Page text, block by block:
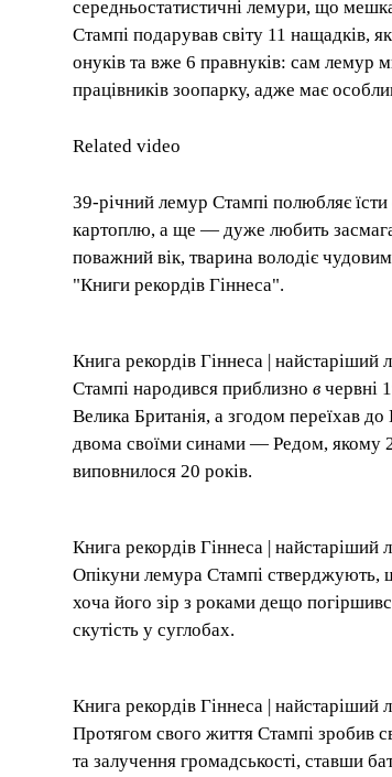
середньостатистичні лемури, що
Стампі подарував світу 11 нащадків,
онуків та вже 6 правнуків: сам лемур
працівників зоопарку, адже має
Related video
39-річний лемур Стампі полюбляє їсти
картоплю, а ще — дуже любить
поважний вік, тварина володіє
"Книги рекордів Гіннеса".
Книга рекордів Гіннеса | найстаріший
Стампі народився приблизно в червні
Велика Британія, а згодом переїхав
двома своїми синами — Редом, якому
виповнилося 20 років.
Книга рекордів Гіннеса | найстаріший
Опікуни лемура Стампі стверджують,
хоча його зір з роками дещо
скутість у суглобах.
Книга рекордів Гіннеса | найстаріший
Протягом свого життя Стампі зробив
та залучення громадськості, ставши